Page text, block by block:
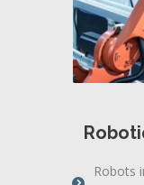
Robots